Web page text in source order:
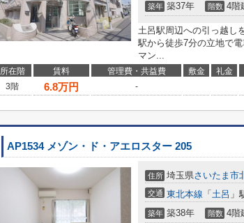
築年 築37年 階数 4階
土呂駅周辺への引っ越し
駅から徒歩7分の立地で
マン...
所在階 賃料 管理費・共益費 敷金 礼金
3階
6.8万円 -
AP1534 メゾン・ド・アエロスター 205
住所 埼玉県さいたま市
交通 東北本線 「 土呂 」
築年 築38年 階数 4階